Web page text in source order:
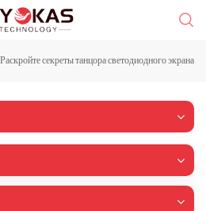
Раскройте секреты танцора светодиодного экрана